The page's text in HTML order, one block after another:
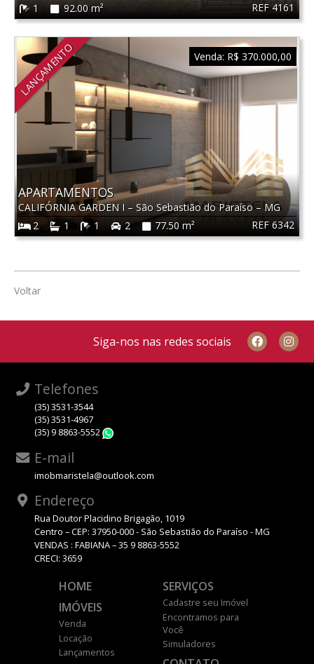
REF 4161
1
92.00 m²
LANÇAMENTO
REF 6342
APARTAMENTOS
CALIFÓRNIA GARDEN I – São Sebastião do Paraíso–MG
2
1 1 2 77.50 m²
Venda: R$ 370.000,00
Voltar
Siga-nos nas redes sociais
Telefones
(35) 3531-3544
(35) 3531-4967
(35) 9 8863-5552
E-mail
imobmaristela@outlook.com
Endereço
Rua Doutor Placidino Brigagão, 1019
Centro – CEP: 37950-000 - São Sebastião do Paraíso - MG
VENDAS : FABIANA – 35 9 8863-5552
CRECI: 3659
HOME
IMÓVEIS
Venda
Locação
Lançamentos
SERVIÇOS
Cadastre seu Imóvel
Encontramos para
Você
Simuladores